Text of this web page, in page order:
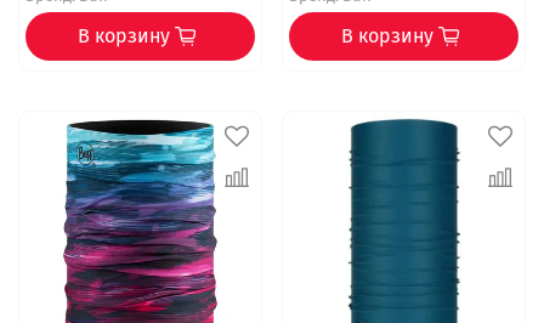
В корзину В корзину